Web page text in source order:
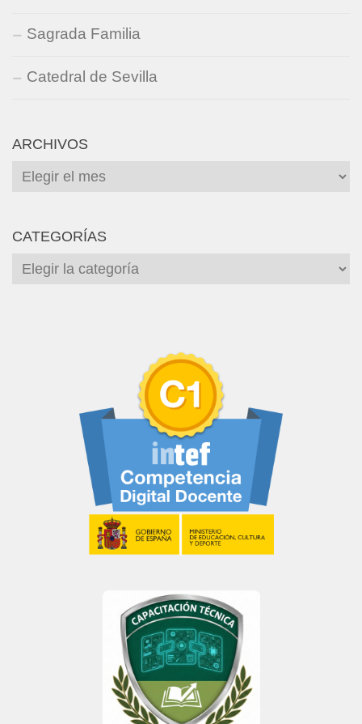
Sagrada Familia
Catedral de Sevilla
ARCHIVOS
Archivos
CATEGORÍAS
Categorías